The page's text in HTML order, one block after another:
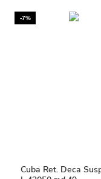
-7%
Cuba Ret. Deca